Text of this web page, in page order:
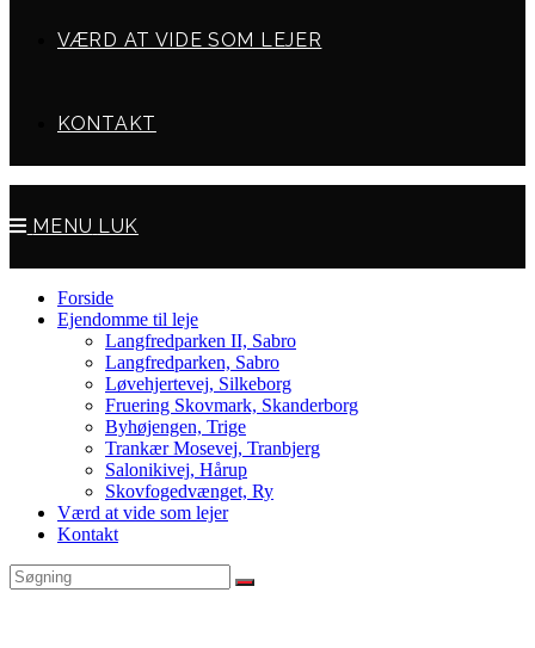
VÆRD AT VIDE SOM LEJER
KONTAKT
MENU LUK
Forside
Ejendomme til leje
Langfredparken II, Sabro
Langfredparken, Sabro
Løvehjertevej, Silkeborg
Fruering Skovmark, Skanderborg
Byhøjengen, Trige
Trankær Mosevej, Tranbjerg
Salonikivej, Hårup
Skovfogedvænget, Ry
Værd at vide som lejer
Kontakt